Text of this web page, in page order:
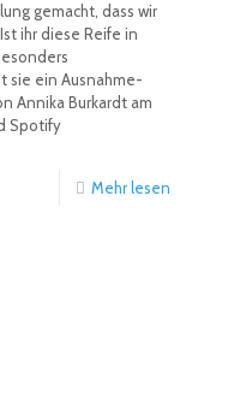
gemacht, dass wir
ihr diese Reife in
sie ein Ausnahme-
Annika Burkardt am
Spotify
Mehr lesen